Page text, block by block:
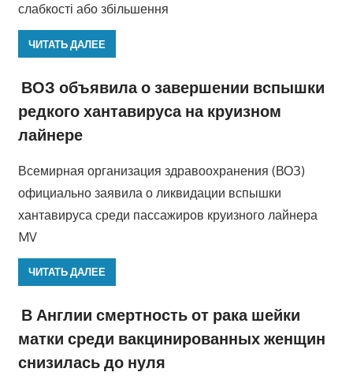
слабкості або збільшення
ЧИТАТЬ ДАЛЕЕ
ВОЗ объявила о завершении вспышки
редкого хантавируса на круизном
лайнере
Всемирная организация здравоохранения (ВОЗ)
официально заявила о ликвидации вспышки
хантавируса среди пассажиров круизного лайнера
MV
ЧИТАТЬ ДАЛЕЕ
В Англии смертность от рака шейки
матки среди вакцинированных женщин
снизилась до нуля